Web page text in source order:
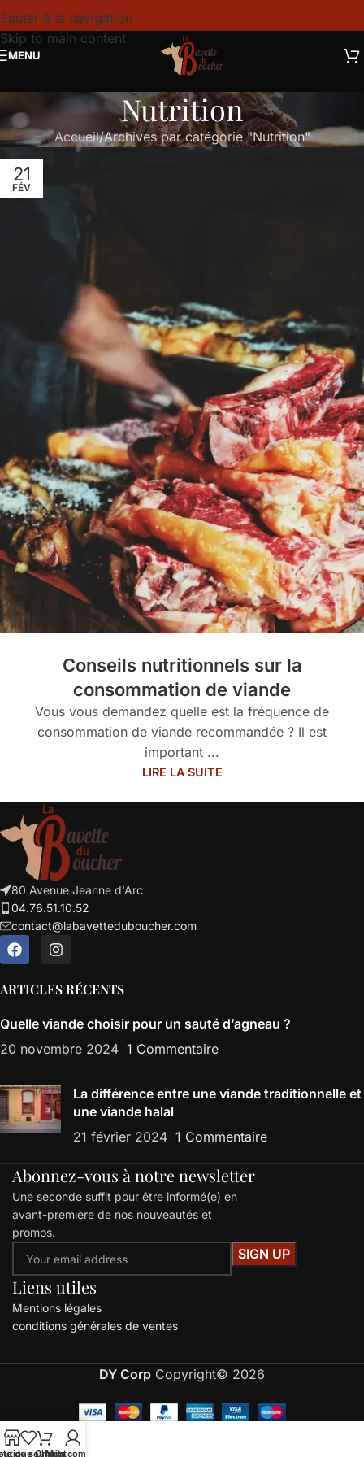
Sauter à la navigation
Skip to main content
MENU
Nutrition
Accueil Archives par catégorie "Nutrition"
21
FÉV
Conseils nutritionnels sur la
consommation de viande
Vous vous demandez quelle est la fréquence de
consommation de viande recommandée ? Il est
important ...
LIRE LA SUITE
80 Avenue Jeanne d'Arc
04.76.51.10.52
contact@labavetteduboucher.com
ARTICLES RÉCENTS
Quelle viande choisir pour un sauté d’agneau ?
20 novembre 2024 1 Commentaire
La différence entre une viande traditionnelle et
une viande halal
21 février 2024 1 Commentaire
Abonnez-vous à notre newsletter
Une seconde suffit pour être informé(e) en
avant-première de nos nouveautés et
promos.
Liens utiles
Mentions légales
conditions générales de ventes
DY Corp Copyright© 2026
de souhaits
Chariot
Mon compte